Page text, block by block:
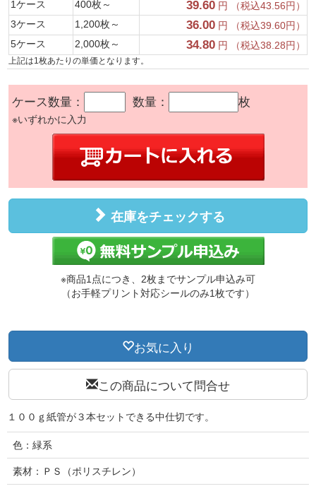
1ケース
400枚～ 39.60 円 （税込43.56円）
3ケース
1,200枚～ 36.00 円 （税込39.60円）
5ケース
2,000枚～ 34.80 円 （税込38.28円）
上記は1枚あたりの単価となります。
ケース数量： 数量： 枚
※いずれかに入力
在庫をチェックする
※商品1点につき、2枚までサンプル申込み可
（お手軽プリント対応シールのみ1枚です）
お気に入り
この商品について問合せ
１００ｇ紙管が３本セットできる中仕切です。
色：緑系
素材：ＰＳ（ポリスチレン）